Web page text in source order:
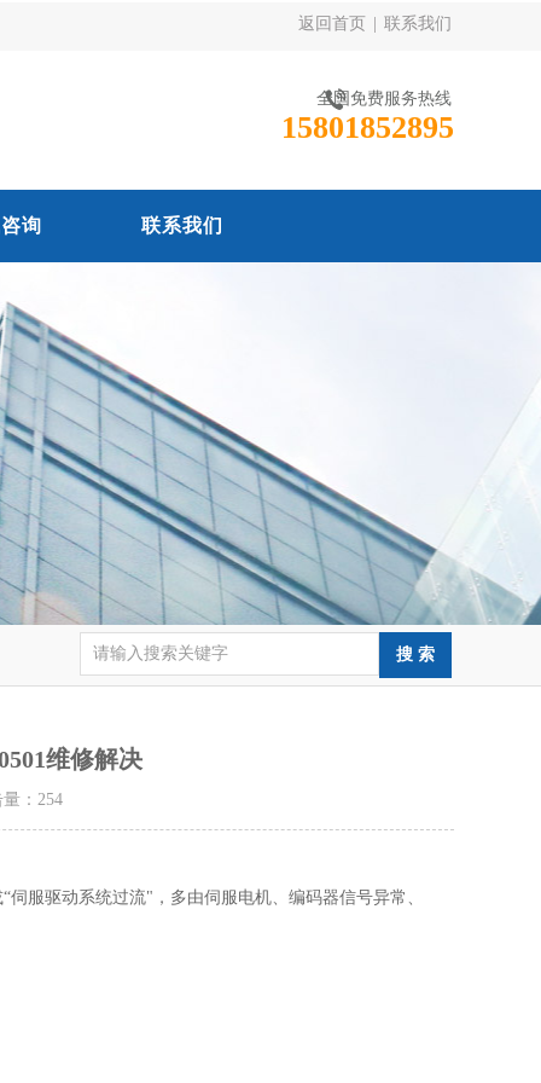
返回首页 联系我们
全国免费服务热线
15801852895
询 联系我们
维修解决
： 254
服驱动系统过流"‌，多由伺服电机、编码器信号异常、